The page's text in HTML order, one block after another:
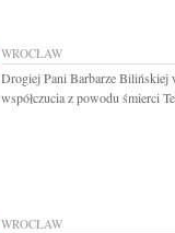
WROCŁAW
Drogiej Pani Barbarze Bilińskiej
współczucia z powodu śmierci
WROCŁAW